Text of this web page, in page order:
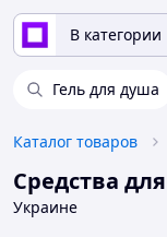
В категории
Гель для душа
Каталог товаров
Средства
Украине